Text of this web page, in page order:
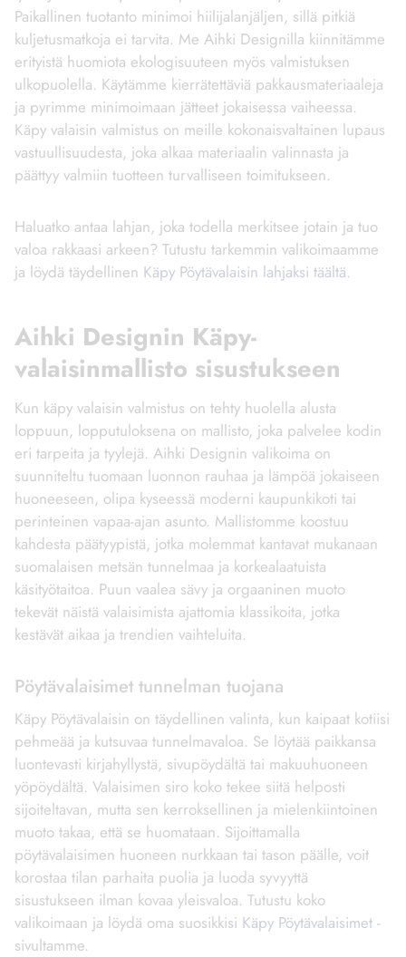
Paikallinen tuotanto minimoi hiilijalanjäljen, sillä pitkiä
kuljetusmatkoja ei tarvita. Me Aihki Designilla kiinnitämme
erityistä huomiota ekologisuuteen myös valmistuksen
ulkopuolella. Käytämme kierrätettäviä pakkausmateriaaleja
ja pyrimme minimoimaan jätteet jokaisessa vaiheessa.
Käpy valaisin valmistus on meille kokonaisvaltainen lupaus
vastuullisuudesta, joka alkaa materiaalin valinnasta ja
päättyy valmiin tuotteen turvalliseen toimitukseen.
Haluatko antaa lahjan, joka todella merkitsee jotain ja tuo
valoa rakkaasi arkeen? Tutustu tarkemmin valikoimaamme
ja löydä täydellinen Käpy Pöytävalaisin lahjaksi täältä.
Aihki Designin Käpy-
valaisinmallisto sisustukseen
Kun käpy valaisin valmistus on tehty huolella alusta
loppuun, lopputuloksena on mallisto, joka palvelee kodin
eri tarpeita ja tyylejä. Aihki Designin valikoima on
suunniteltu tuomaan luonnon rauhaa ja lämpöä jokaiseen
huoneeseen, olipa kyseessä moderni kaupunkikoti tai
perinteinen vapaa-ajan asunto. Mallistomme koostuu
kahdesta päätyypistä, jotka molemmat kantavat mukanaan
suomalaisen metsän tunnelmaa ja korkealaatuista
käsityötaitoa. Puun vaalea sävy ja orgaaninen muoto
tekevät näistä valaisimista ajattomia klassikoita, jotka
kestävät aikaa ja trendien vaihteluita.
Pöytävalaisimet tunnelman tuojana
Käpy Pöytävalaisin on täydellinen valinta, kun kaipaat kotiisi
pehmeää ja kutsuvaa tunnelmavaloa. Se löytää paikkansa
luontevasti kirjahyllystä, sivupöydältä tai makuuhuoneen
yöpöydältä. Valaisimen siro koko tekee siitä helposti
sijoiteltavan, mutta sen kerroksellinen ja mielenkiintoinen
muoto takaa, että se huomataan. Sijoittamalla
pöytävalaisimen huoneen nurkkaan tai tason päälle, voit
korostaa tilan parhaita puolia ja luoda syvyyttä
sisustukseen ilman kovaa yleisvaloa. Tutustu koko
valikoimaan ja löydä oma suosikkisi Käpy Pöytävalaisimet -
sivultamme.